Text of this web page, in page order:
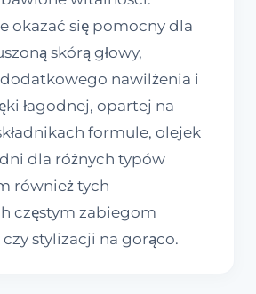
okazać się pomocny dla
skórą głowy,
nawilżenia i
łagodnej, opartej na
formule, olejek
dla różnych typów
również tych
częstym zabiegom
stylizacji na gorąco.